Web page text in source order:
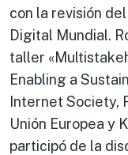
con la revisión
Digital Mundial.
taller
Enabling a
Internet Society,
Unión Europea y
participó de la